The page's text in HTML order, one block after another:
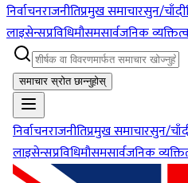
निर्वाचनराजनीतिप्रमुख समाचारसुन/चाँदी
लाइसेन्सप्रविधिमौसमसार्वजनिक
समाचार स्रोत छान्नुहोस्
निर्वाचनराजनीतिप्रमुख समाचारसुन/
लाइसेन्सप्रविधिमौसमसार्वजनिक